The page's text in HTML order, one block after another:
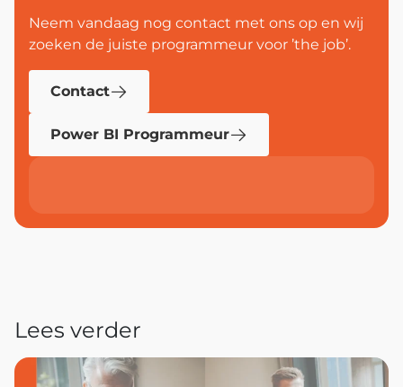
Neem vandaag nog contact met ons op en wij
zoeken de juiste programmeur voor ’the job’.
Contact
Power BI Programmeur
Lees verder